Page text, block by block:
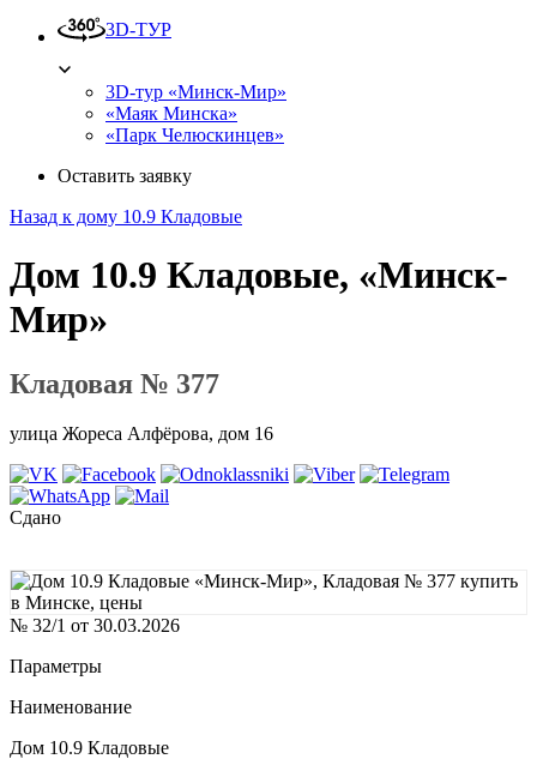
3D-ТУР
3D-тур «Минск-Мир»
«Маяк Минска»
«Парк Челюскинцев»
Оставить заявку
Назад к дому 10.9 Кладовые
Дом 10.9 Кладовые, «Минск-
Мир»
Кладовая № 377
улица Жореса Алфёрова, дом 16
Сдано
№ 32/1 от 30.03.2026
Параметры
Наименование
Дом 10.9 Кладовые